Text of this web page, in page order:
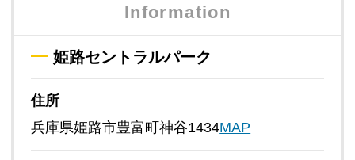
Information
姫路セントラルパーク
住所
兵庫県姫路市豊富町神谷1434MAP